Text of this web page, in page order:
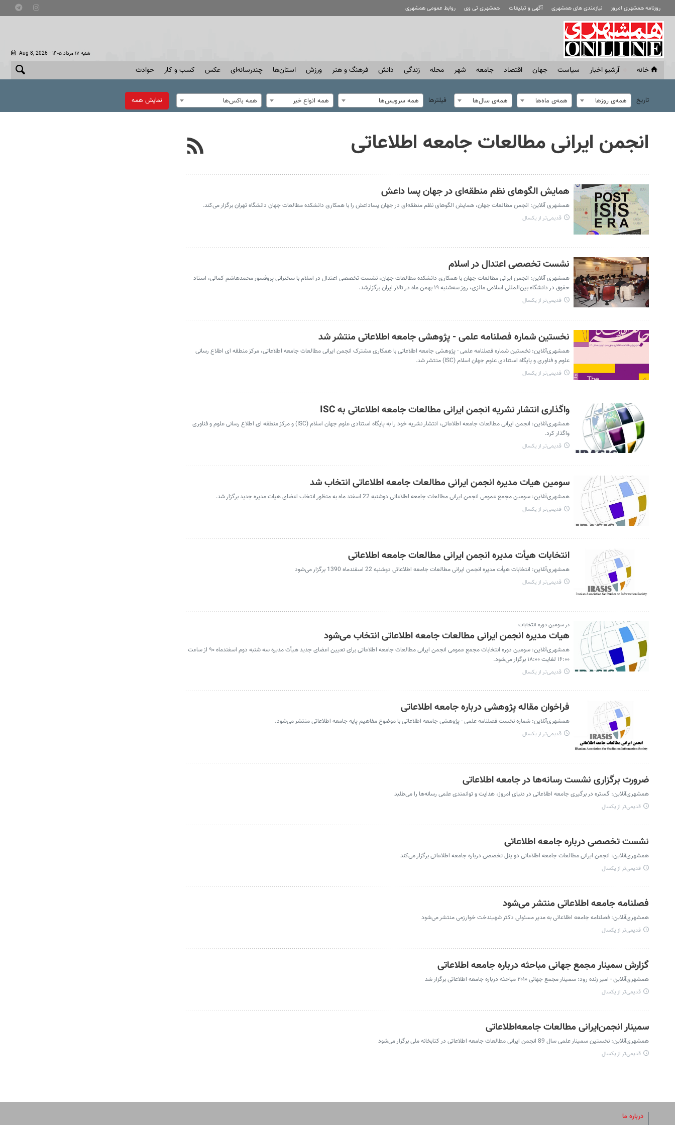
روزنامه همشهری امروز نیازمندی های همشهری آگهی و تبلیغات همشهری تی وی روابط عمومی همشهری
Aug 8, 2026 - شنبه ۱۷ مرداد ۱۴۰۵
خانه آرشیو اخبار سياست جهان اقتصاد جامعه شهر محله زندگی دانش فرهنگ و هنر ورزش استان‌ها چندرسانه‌ای عکس کسب و کار حوادث
تاریخ همه‌ی روزها همه‌ی ماه‌ها همه‌ی سال‌ها فیلترها همه سرویس‌ها همه انواع خبر همه باکس‌ها نمایش همه
انجمن ‌ایرانی ‌مطالعات‌ جامعه‌ اطلاعاتی
همایش الگوهای نظم منطقه‌ای در جهان پسا داعش
همشهری آنلاین: انجمن مطالعات جهان، همایش الگوهای نظم منطقه‌ای در جهان پساداعش را با همکاری دانشکده مطالعات جهان دانشگاه تهران برگزار می‌کند.
قدیمی‌تر از یکسال
نشست تخصصی اعتدال در اسلام
همشهری آنلاین: انجمن ایرانی مطالعات جهان با همکاری دانشکده مطالعات جهان، نشست تخصصی اعتدال در اسلام با سخنرانی پروفسور محمدهاشم کمالی، استاد
حقوق در دانشگاه بین‌المللی اسلامی مالزی، روز سه‌شنبه ۱۹ بهمن ماه در تالار ایران برگزارشد.
قدیمی‌تر از یکسال
نخستین شماره فصلنامه علمی - پژوهشی جامعه اطلاعاتی منتشر شد
همشهری‌آنلاین: نخستین شماره فصلنامه علمی - پژوهشی جامعه اطلاعاتی با همکاری مشترک انجمن ایرانی مطالعات جامعه اطلاعاتی، مرکز منطقه ای اطلاع رسانی
علوم و فناوری و پایگاه استنادی علوم جهان اسلام (ISC) منتشر شد.
قدیمی‌تر از یکسال
واگذاری انتشار نشریه انجمن ایرانی مطالعات جامعه اطلاعاتی به ISC
همشهری‌آنلاین: انجمن ایرانی مطالعات جامعه اطلاعاتی، انتشار نشریه خود را به پایگاه استنادی علوم جهان اسلام (ISC) و مرکز منطقه ای اطلاع رسانی علوم و فناوری
واگذار کرد.
قدیمی‌تر از یکسال
سومین هیات مدیره انجمن ایرانی مطالعات جامعه اطلاعاتی انتخاب شد
همشهری‌آنلاین: سومین مجمع عمومی انجمن ایرانی مطالعات جامعه اطلاعاتی دوشنبه 22 اسفند ماه به منظور انتخاب اعضای هیات مدیره جدید برگزار شد.
قدیمی‌تر از یکسال
انتخابات هیأت مدیره انجمن ایرانی مطالعات جامعه اطلاعاتی
همشهری‌آنلاین: انتخابات هیأت مدیره انجمن ایرانی مطالعات جامعه اطلاعاتی دوشنبه 22 اسفندماه 1390 برگزار می‌شود
قدیمی‌تر از یکسال
در سومین دوره انتخابات
هیات مدیره انجمن ایرانی مطالعات جامعه اطلاعاتی انتخاب می‌شود
همشهری‌آنلاین: سومین دوره انتخابات مجمع عمومی انجمن ایرانی مطالعات جامعه اطلاعاتی برای تعیین اعضای جدید هیأت مدیره سه شنبه دوم اسفندماه ۹۰ از ساعت
۱۶:۰۰ لغایت ۱۸:۰۰ برگزار می‌شود.
قدیمی‌تر از یکسال
فراخوان مقاله پژوهشی درباره جامعه اطلاعاتی
همشهری‌آنلاین: شماره نخست فصلنامه علمی - پژوهشی جامعه اطلاعاتی با موضوع مفاهیم پایه جامعه اطلاعاتی منتشر می‌شود.
قدیمی‌تر از یکسال
ضرورت برگزاری نشست رسانه‌ها در جامعه اطلاعاتی
همشهری‌آنلاین: گستره در برگیری جامعه اطلاعاتی در دنیای امروز، هدایت و توانمندی علمی رسانه‌ها را می‌طلبد
قدیمی‌تر از یکسال
نشست تخصصی درباره جامعه اطلاعاتی
همشهری‌آنلاین: انجمن ایرانی مطالعات جامعه اطلاعاتی دو پنل تخصصی درباره جامعه اطلاعاتی برگزار می‌کند
قدیمی‌تر از یکسال
فصلنامه جامعه اطلاعاتی منتشر می‌شود
همشهری‌آنلاین: فصلنامه جامعه اطلاعاتی به مدیر مسئولی دکتر شهیندخت خوارزمی منتشر می‌شود
قدیمی‌تر از یکسال
گزارش سمینار مجمع‌ جهانی مباحثه درباره جامعه اطلاعاتی
همشهری‌آنلاین - امیر زنده رود: سمینار مجمع جهانی ۲۰۱۰ مباحثه درباره جامعه اطلاعاتی برگزار شد
قدیمی‌تر از یکسال
سمینار انجمن‌ایرانی مطالعات جامعه‌اطلاعاتی
همشهری‌آنلاین: نخستین سمینار علمی سال 89 انجمن ایرانی مطالعات جامعه اطلاعاتی در کتابخانه ملی برگزار می‌شود
قدیمی‌تر از یکسال
درباره ما